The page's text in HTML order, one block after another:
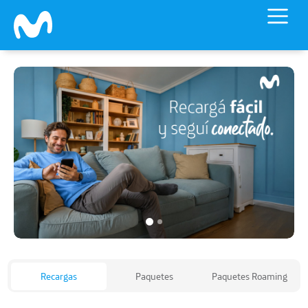
Skip to main content
Recargas Paquetes Paquetes Roaming